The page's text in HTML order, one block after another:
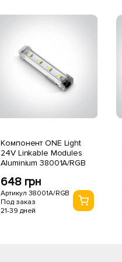
Компонент ONE Light
24V Linkable Modules
Aluminium 38001A/RGB
648 грн
Артикул 38001A/RGB
Под заказ
21-39 дней